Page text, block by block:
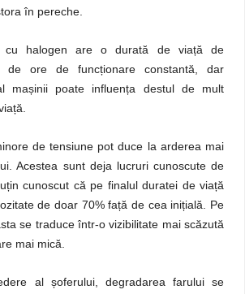
în pereche.
cu halogen are o durată de viață de
de ore de funcționare constantă, dar
mașinii poate influența destul de mult
de tensiune pot duce la arderea mai
Acestea sunt deja lucruri cunoscute de
cunoscut că pe finalul duratei de viață
de doar 70% față de cea inițială. Pe
se traduce într-o vizibilitate mai scăzută
mai mică.
al șoferului, degradarea farului se